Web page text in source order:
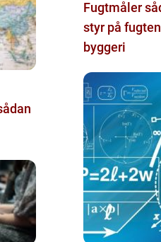
Fugtmåler sådan får du
styr på
byggeri